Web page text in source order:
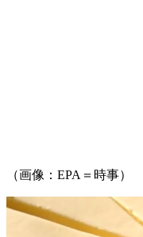
（画像：EPA＝時事）